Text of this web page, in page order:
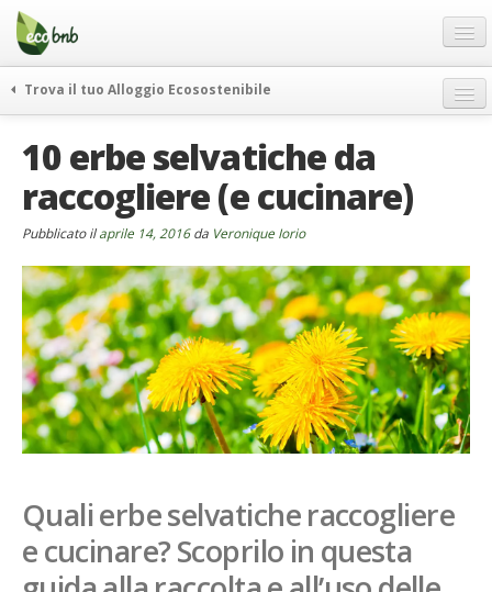
Menu
Salta
contenuto
Offerte Speciali
Regali
FAQ
Chi Siamo
Partner
Contatti
Italiano
German
English
French
Italiano
Trova il tuo Alloggio Ecosostenibile
itinerari
curiosità
vivere e viaggiare verde
ecohotel
rassegna stampa
10 erbe selvatiche da
raccogliere (e cucinare)
Pubblicato ilaprile 14, 2016da Veronique Iorio
Quali erbe selvatiche raccogliere
e cucinare? Scoprilo in questa